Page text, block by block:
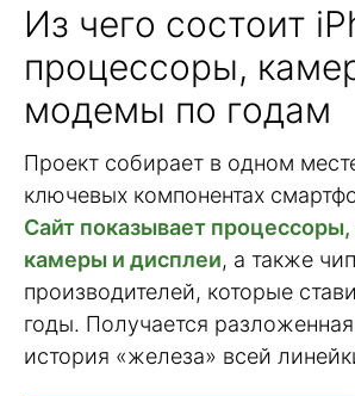
Из чего состоит
процессоры,
модемы по годам
Проект собирает в одном
ключевых компонентах
Сайт показывает
камеры и дисплеи, а также
производителей, которые
годы. Получается
история «железа» всей